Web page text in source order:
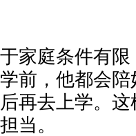
于家庭条件有
学前，他都会
后再去上学。
担当。